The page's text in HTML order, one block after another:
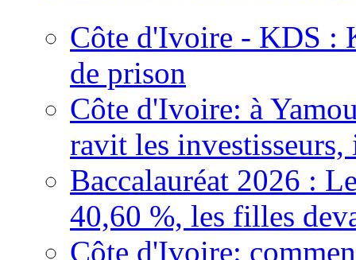
Côte d'Ivoire - KDS :
de prison
Côte d'Ivoire: à
ravit les
Baccalauréat 2026 :
40,60 %, les filles
Côte d'Ivoire: